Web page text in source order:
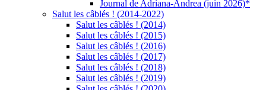
Journal de Adriana-Andrea (juin 2026)*
Salut les câblés ! (2014-2022)
Salut les câblés ! (2014)
Salut les câblés ! (2015)
Salut les câblés ! (2016)
Salut les câblés ! (2017)
Salut les câblés ! (2018)
Salut les câblés ! (2019)